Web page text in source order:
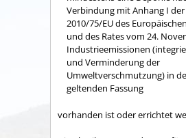
Verbindung mit Anhang I
2010/75/EU des
und des Rates vom 24.
Industrieemissionen
und Verminderung der
Umweltverschmutzung) in
geltenden Fassung
vorhanden ist oder errichtet